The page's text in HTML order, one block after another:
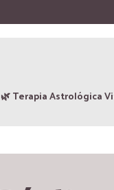
🌿 Terapia Astrológica